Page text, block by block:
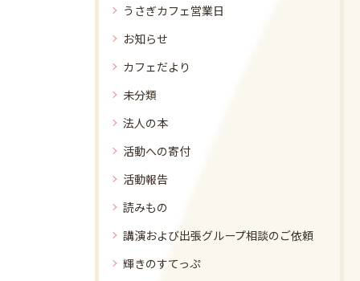
うさぎカフェ営業日
お知らせ
カフェだより
未分類
法人の本
活動への寄付
活動報告
読みもの
講演および出張グループ相談のご依頼
輝きのすてっぷ